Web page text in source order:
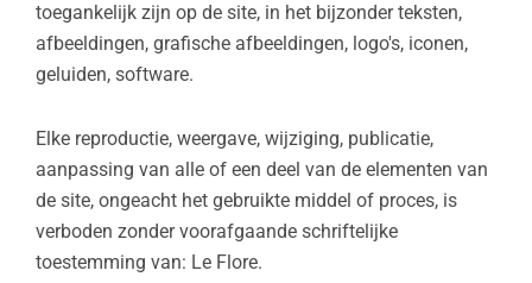
toegankelijk zijn op de site, in het bijzonder teksten,
afbeeldingen, grafische afbeeldingen, logo's, iconen,
geluiden, software.
Elke reproductie, weergave, wijziging, publicatie,
aanpassing van alle of een deel van de elementen van
de site, ongeacht het gebruikte middel of proces, is
verboden zonder voorafgaande schriftelijke
toestemming van: Le Flore.